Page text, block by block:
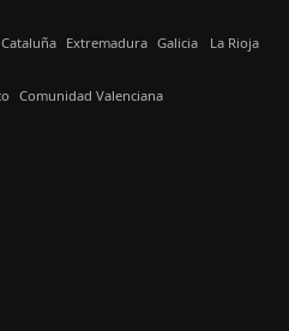
Cataluña Extremadura Galicia La Rioja
Comunidad Valenciana